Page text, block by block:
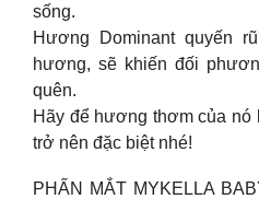
sống.
Hương Dominant quyến
hương, sẽ khiến đối
quên.
Hãy để hương thơm của nó
trở nên đặc biệt nhé!
PHẤN MẮT MYKELLA